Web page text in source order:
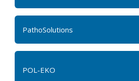
PathoSolutions
POL-EKO